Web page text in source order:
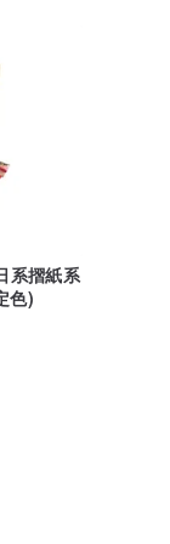
系摺紙系
色)